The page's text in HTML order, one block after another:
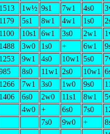
1513 1w½ 9s1 7w1 4s0
1179 5s1 8w1 4w1 1s0
1100 10s1 6w1 3s0 2w1
1488 3w0 1s0 + 6w1
1253 9w1 4s0 10w1 5s0
8s0 11w1 2s0 10w1
1266 7w1 3s0 1w0 9s0
1406 6s0 2w0 11s1 8w1
4w0 + 6s0 7s0
7s0 9w0 +